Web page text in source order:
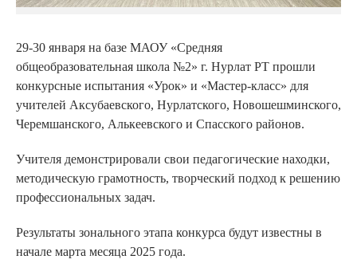
29-30 января на базе МАОУ «Средняя
общеобразовательная школа №2» г. Нурлат РТ прошли
конкурсные испытания «Урок» и «Мастер-класс» для
учителей Аксубаевского, Нурлатского, Новошешминского,
Черемшанского, Алькеевского и Спасского районов.
Учителя демонстрировали свои педагогические находки,
методическую грамотность, творческий подход к решению
профессиональных задач.
Результаты зонального этапа конкурса будут известны в
начале марта месяца 2025 года.